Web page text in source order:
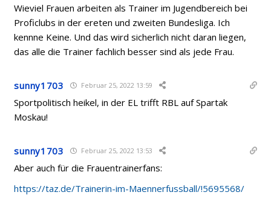
Wieviel Frauen arbeiten als Trainer im Jugendbereich bei
Proficlubs in der ereten und zweiten Bundesliga. Ich
kennne Keine. Und das wird sicherlich nicht daran liegen,
das alle die Trainer fachlich besser sind als jede Frau.
sunny1703 Februar 25, 2022 13:59
Sportpolitisch heikel, in der EL trifft RBL auf Spartak
Moskau!
sunny1703 Februar 25, 2022 13:53
Aber auch für die Frauentrainerfans:
https://taz.de/Trainerin-im-Maennerfussball/!5695568/